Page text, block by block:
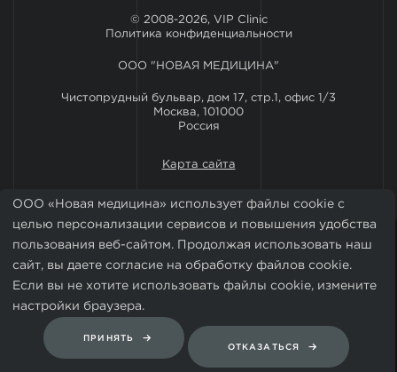
© 2008-2026, VIP Clinic
Политика конфиденциальности
ООО "НОВАЯ МЕДИЦИНА"
Чистопрудный бульвар, дом 17, стр.1, офис 1/3
Москва, 101000
Россия
Карта сайта
Установить мобильное приложение VIP Clinic
ООО «Новая медицина» использует файлы cookie с
целью персонализации сервисов и повышения удобства
пользования веб-сайтом. Продолжая использовать наш
сайт, вы даете согласие на обработку файлов cookie.
Если вы не хотите использовать файлы cookie, измените
настройки браузера.
ПРИНЯТЬ
ОТКАЗАТЬСЯ